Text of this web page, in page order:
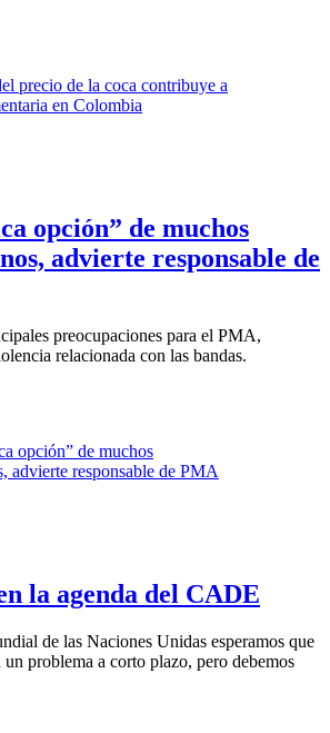
opción” de muchos
advierte responsable de
preocupaciones para el PMA,
relacionada con las bandas.
la agenda del CADE
de las Naciones Unidas esperamos que
un problema a corto plazo, pero debemos